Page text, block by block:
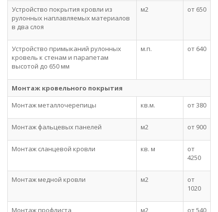
Устройство покрытия кровли из
рулонных наплавляемых материалов
в два слоя
м2 от 650
Устройство примыканий рулонных
кровель к стенам и парапетам
высотой до 650 мм
м.п. от 640
Монтаж кровельного покрытия
Монтаж металлочерепицы
кв.м. от 380
Монтаж фальцевых панелей м2 от 900
Монтаж сланцевой кровли кв. м
от
4250
Монтаж медной кровли м2
от
1020
Монтаж профлиста м2 от 540